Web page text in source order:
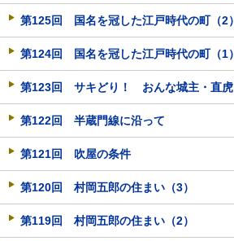
第125回 国名を冠した江戸時代の町（2）
第124回 国名を冠した江戸時代の町（1）
第123回 サキどり！ おんな城主・直虎
第122回 半蔵門線に沿って
第121回 吹屋の条件
第120回 村岡五郎の住まい（3）
第119回 村岡五郎の住まい（2）